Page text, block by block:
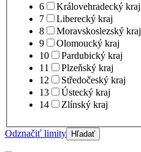
6
Královehradecký kraj
7
Liberecký kraj
8
Moravskoslezský kraj
9
Olomoucký kraj
10
Pardubický kraj
11
Plzeňský kraj
12
Středočeský kraj
13
Ústecký kraj
14
Zlínský kraj
Odznačiť limity Hľadať